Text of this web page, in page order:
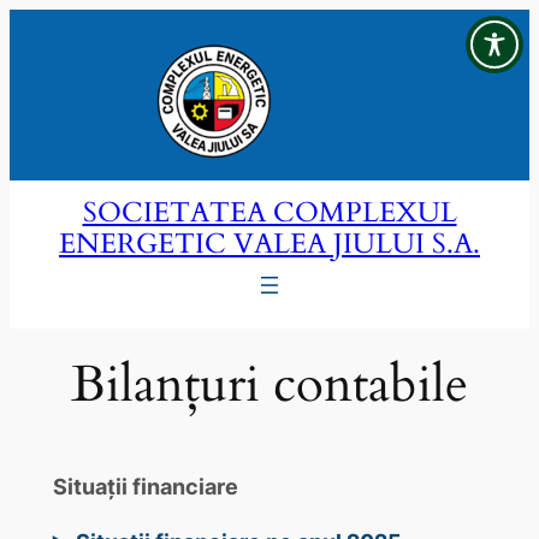
SOCIETATEA COMPLEXUL
ENERGETIC VALEA JIULUI S.A.
Bilanțuri contabile
Situaţii financiare